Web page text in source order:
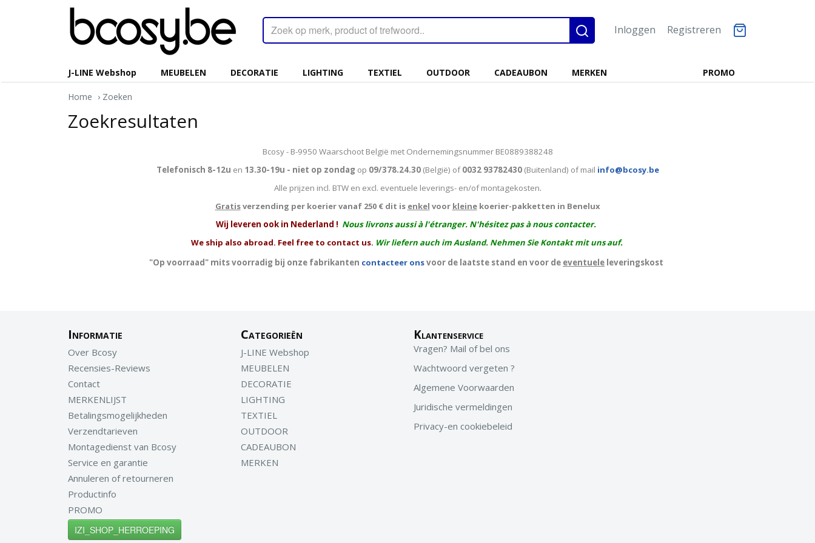
Inloggen Registreren
PROMO
J-LINE Webshop MEUBELEN DECORATIE LIGHTING TEXTIEL OUTDOOR CADEAUBON MERKEN
Home › Zoeken
Zoekresultaten
Bcosy - B-9950 Waarschoot België met Ondernemingsnummer BE0889388248
Telefonisch 8-12u en 13.30-19u - niet op zondag op 09/378.24.30(België) of0032 93782430(Buitenland) of mail info@bcosy.be
Alle prijzen incl. BTW en excl. eventuele leverings- en/of montagekosten.
Gratisverzending per koerier vanaf 250 € dit is enkel voor kleinekoerier-pakketten in Benelux
Wij leveren ook in Nederland ! Nous livrons aussi à l'étranger. N'hésitez pas à nous contacter.
We ship also abroad. Feel free to contact us. Wir liefern auch im Ausland. Nehmen Sie Kontakt mit uns auf.
"Op voorraad" mits voorradig bij onze fabrikanten contacteer onsvoor de laatste stand en voor de eventuele leveringskost
Informatie
Over Bcosy
Recensies-Reviews
Contact
MERKENLIJST
Betalingsmogelijkheden
Verzendtarieven
Montagedienst van Bcosy
Service en garantie
Annuleren of retourneren
Productinfo
PROMO
IZI_SHOP_HERROEPING
Categorieën
J-LINE Webshop
MEUBELEN
DECORATIE
LIGHTING
TEXTIEL
OUTDOOR
CADEAUBON
MERKEN
Klantenservice
Vragen? Mail of bel ons
Wachtwoord vergeten ?
Algemene Voorwaarden
Juridische vermeldingen
Privacy-en cookiebeleid